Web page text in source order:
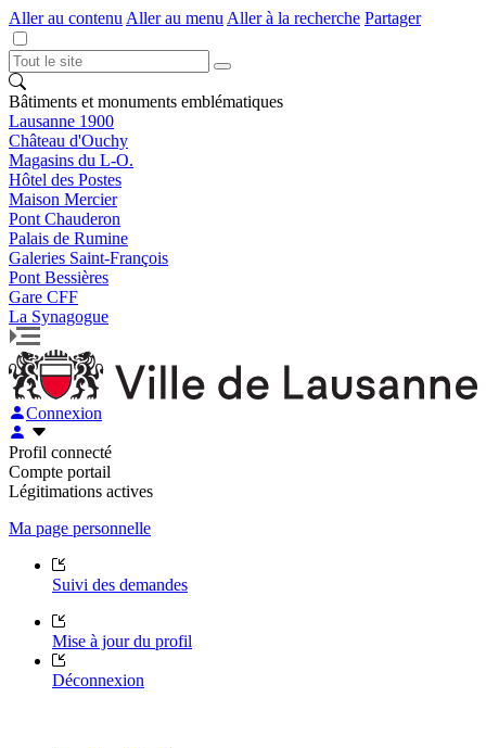
Aller au contenu Aller au menu Aller à la recherche Partager
Bâtiments et monuments emblématiques
Lausanne 1900
Château d'Ouchy
Magasins du L-O.
Hôtel des Postes
Maison Mercier
Pont Chauderon
Palais de Rumine
Galeries Saint-François
Pont Bessières
Gare CFF
La Synagogue
Connexion
Profil connecté
Compte portail
Légitimations actives
Ma page personnelle
Suivi des demandes
Mise à jour du profil
Déconnexion